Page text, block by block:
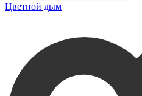
Цветной дым